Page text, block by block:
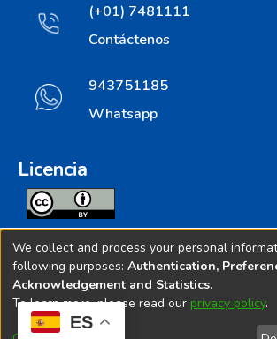
ES
(+01) 7481111
Contáctenos
943751185
Whatsapp
Licencia
Todos los contenidos de
licenciados bajo
Creative Commoms License
© 2025. Instituto Nacional de Salud -
We collect and process your personal
following purposes: Authentication,
Acknowledgement and Statistics.
To learn more, please read our privacy policy.